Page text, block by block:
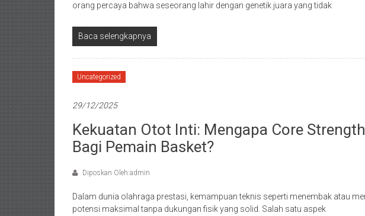
orang percaya bahwa seseorang lahir dengan genetik juara yang tidak
Baca selengkapnya
Uncategorized
29/12/2025
Kekuatan Otot Inti: Mengapa Core
Bagi Pemain Basket?
Diposkan Oleh:admin
Dalam dunia olahraga prestasi, kemampuan teknis seperti menembak atau
potensi maksimal tanpa dukungan fisik yang solid. Salah satu aspek